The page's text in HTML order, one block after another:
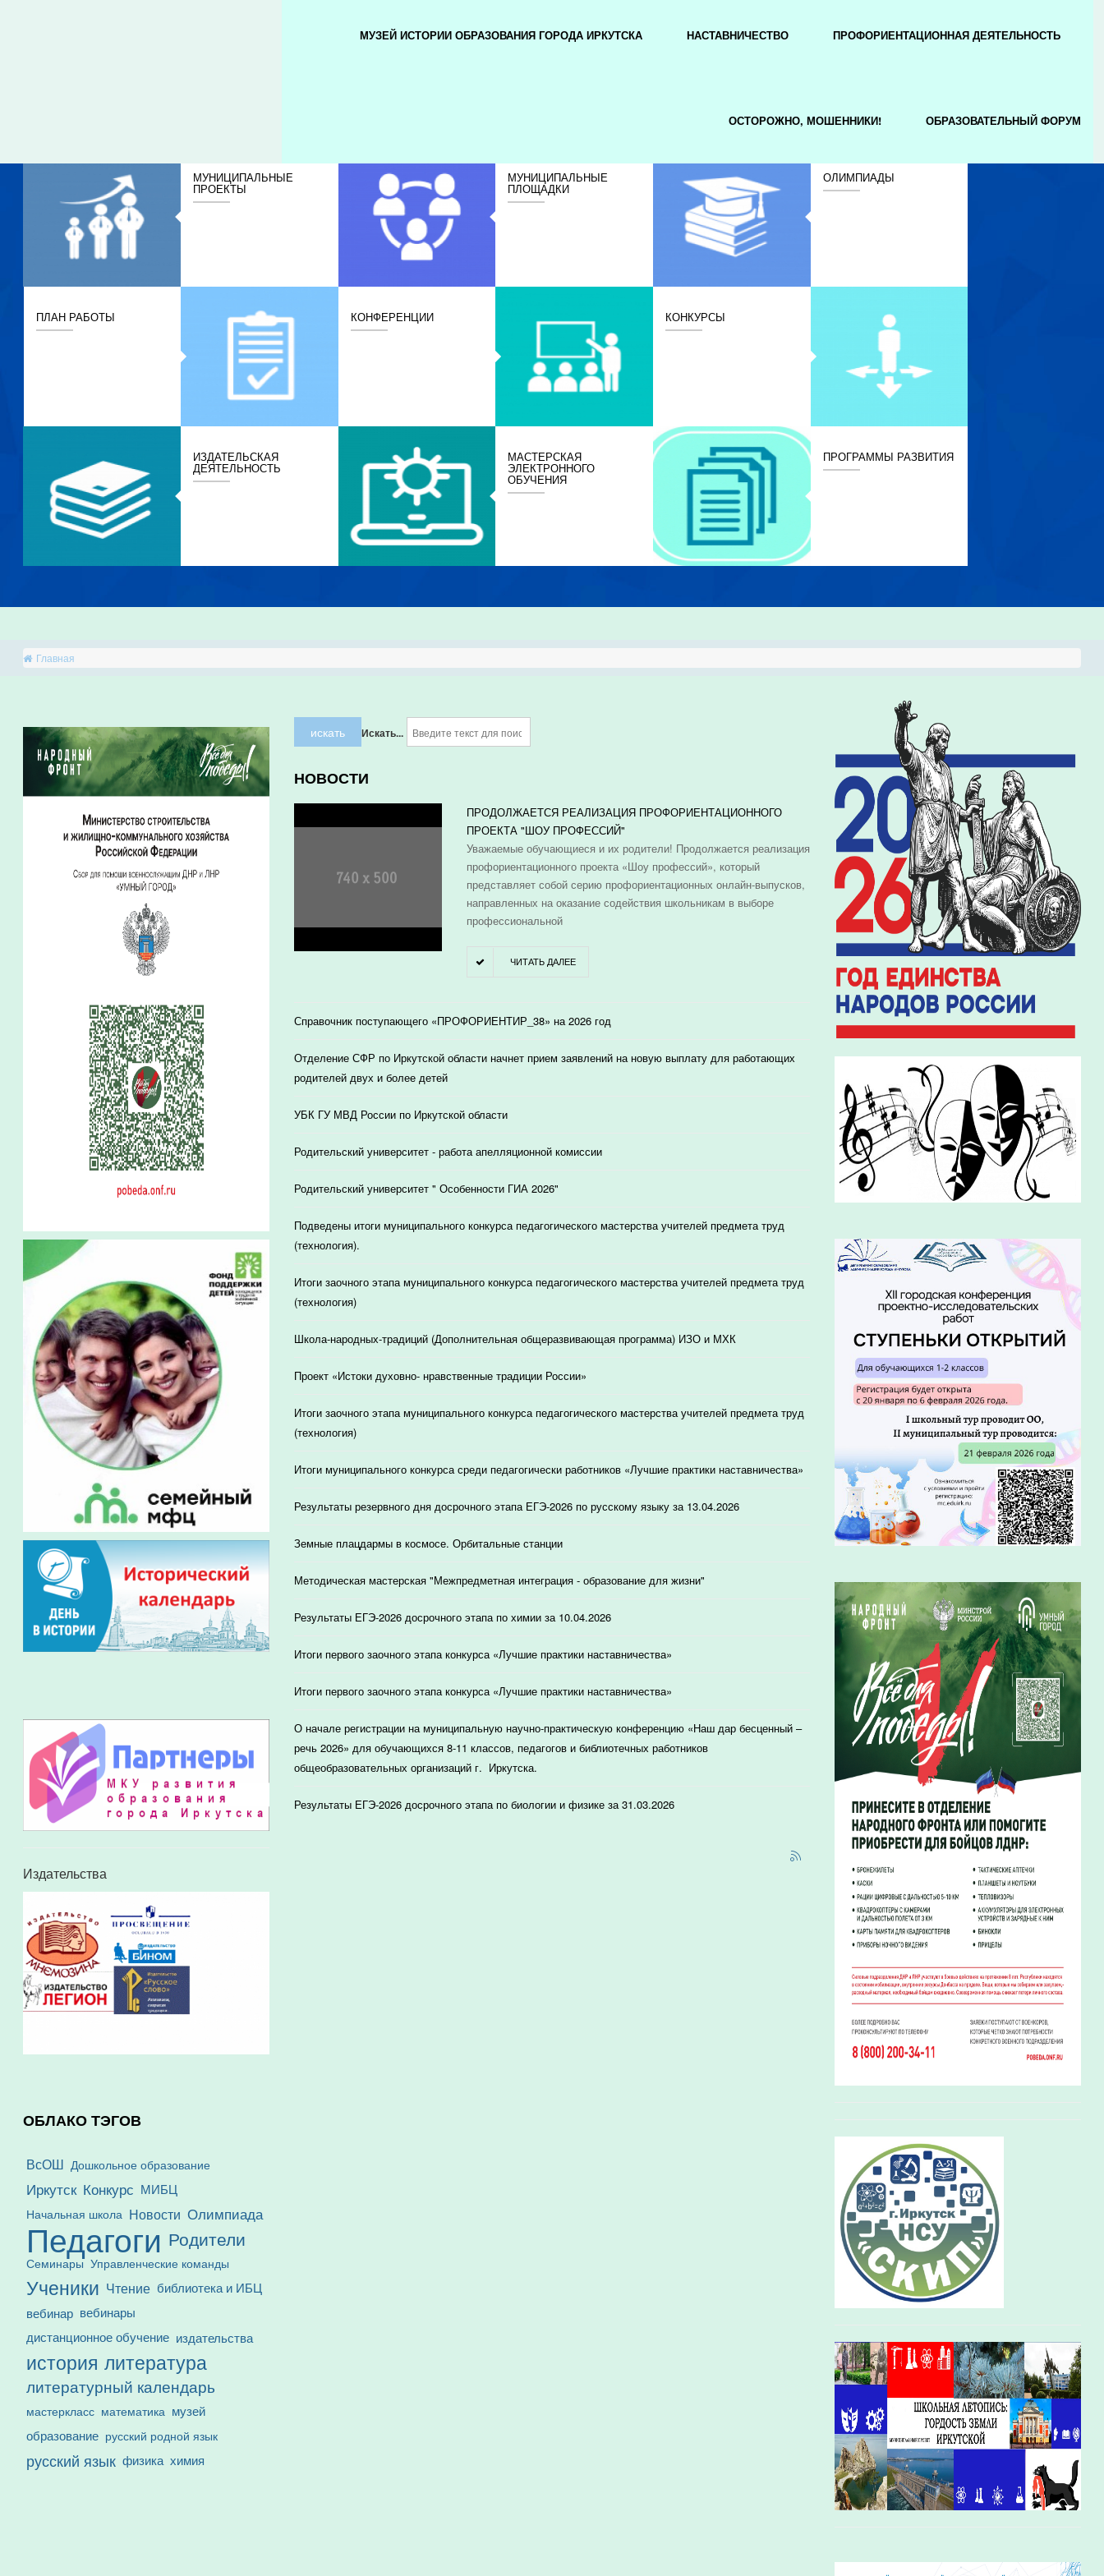
МУЗЕЙ ИСТОРИИ ОБРАЗОВАНИЯ ГОРОДА ИРКУТСКА НАСТАВНИЧЕСТВО ПРОФОРИЕНТАЦИОННАЯ ДЕЯТЕЛЬНОСТЬ
ОСТОРОЖНО, МОШЕННИКИ! ОБРАЗОВАТЕЛЬНЫЙ ФОРУМ
МУНИЦИПАЛЬНЫЕ
ПРОЕКТЫ
МУНИЦИПАЛЬНЫЕ
ПЛОЩАДКИ
ОЛИМПИАДЫ
КОНКУРСЫ
КОНФЕРЕНЦИИ
ПЛАН РАБОТЫ
ИЗДАТЕЛЬСКАЯ
ДЕЯТЕЛЬНОСТЬ
МАСТЕРСКАЯ
ЭЛЕКТРОННОГО
ОБУЧЕНИЯ
ПРОГРАММЫ РАЗВИТИЯ
Главная
Издательства
ОБЛАКО ТЭГОВ
ВсОШ Дошкольное образование
Иркутск Конкурс МИБЦ
Начальная школа Новости Олимпиада
Педагоги Родители
Семинары Управленческие команды
Ученики Чтение библиотека и ИБЦ
вебинар вебинары
дистанционное обучение издательства
история литература
литературный календарь
мастеркласс математика музей
образование русский родной язык
русский язык физика химия
искать Искать...
НОВОСТИ
ПРОДОЛЖАЕТСЯ РЕАЛИЗАЦИЯ ПРОФОРИЕНТАЦИОННОГО
ПРОЕКТА "ШОУ ПРОФЕССИЙ"
Уважаемые обучающиеся и их родители! Продолжается реализация
профориентационного проекта «Шоу профессий», который
представляет собой серию профориентационных онлайн-выпусков,
направленных на оказание содействия школьникам в выборе
профессиональной
ЧИТАТЬ ДАЛЕЕ
Справочник поступающего «ПРОФОРИЕНТИР_38» на 2026 год
Отделение СФР по Иркутской области начнет прием заявлений на новую выплату для работающих
родителей двух и более детей
УБК ГУ МВД России по Иркутской области
Родительский университет - работа апелляционной комиссии
Родительский университет " Особенности ГИА 2026"
Подведены итоги муниципального конкурса педагогического мастерства учителей предмета труд
(технология).
Итоги заочного этапа муниципального конкурса педагогического мастерства учителей предмета труд
(технология)
Школа-народных-традиций (Дополнительная общеразвивающая программа) ИЗО и МХК
Проект «Истоки духовно- нравственные традиции России»
Итоги заочного этапа муниципального конкурса педагогического мастерства учителей предмета труд
(технология)
Итоги муниципального конкурса среди педагогически работников «Лучшие практики наставничества»
Результаты резервного дня досрочного этапа ЕГЭ-2026 по русскому языку за 13.04.2026
Земные плацдармы в космосе. Орбитальные станции
Методическая мастерская "Межпредметная интеграция - образование для жизни"
Результаты ЕГЭ-2026 досрочного этапа по химии за 10.04.2026
Итоги первого заочного этапа конкурса «Лучшие практики наставничества»
Итоги первого заочного этапа конкурса «Лучшие практики наставничества»
О начале регистрации на муниципальную научно-практическую конференцию «Наш дар бесценный –
речь 2026» для обучающихся 8-11 классов, педагогов и библиотечных работников
общеобразовательных организаций г. Иркутска.
Результаты ЕГЭ-2026 досрочного этапа по биологии и физике за 31.03.2026